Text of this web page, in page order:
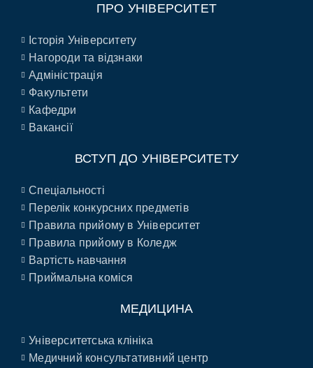
ПРО УНІВЕРСИТЕТ
Історія Університету
Нагороди та відзнаки
Адміністрація
Факультети
Кафедри
Вакансії
ВСТУП ДО УНІВЕРСИТЕТУ
Спеціальності
Перелік конкурсних предметів
Правила прийому в Університет
Правила прийому в Коледж
Вартість навчання
Приймальна коміся
МЕДИЦИНА
Університетська клініка
Медичний консультативний центр